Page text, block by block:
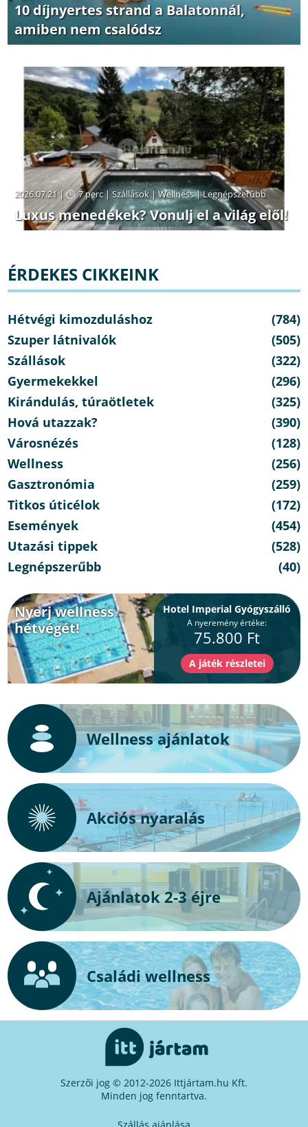
10 díjnyertes strand a Balatonnál,
amiben nem csalódsz
2026.07.21 | 7 perc|Szállások|Wellness|Legnépszerűbb
Luxus menedékek? Vonulj el a világ elől!
ÉRDEKES CIKKEINK
Hétvégi kimozduláshoz
(784)
Szuper látnivalók
(505)
Szállások
(322)
Gyermekekkel
(296)
Kirándulás, túraötletek
(325)
Hová utazzak?
(390)
Városnézés
(128)
Wellness
(256)
Gasztronómia
(259)
Titkos úticélok
(172)
Események
(454)
Utazási tippek
(528)
Legnépszerűbb
(40)
Nyerj wellness
hétvégét!
Hotel Imperial Gyógyszálló
A nyeremény értéke:
75.800 Ft
Wellness ajánlatok
Akciós nyaralás
Ajánlatok 2-3 éjre
Családi wellness
Szerzői jog © 2012-2026 Ittjártam.hu Kft.
Minden jog fenntartva.
Szállás ajánlása